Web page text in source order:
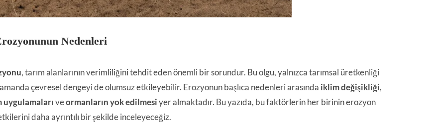
Nedenleri
, tarım alanlarının verimliliğini tehdit eden önemli bir sorundur. Bu olgu, yalnızca tarımsal üretkenliği
çevresel dengeyi de olumsuz etkileyebilir. Erozyonun başlıca nedenleri arasında iklim değişikliği,
uygulamalarıveormanların yok edilmesiyer almaktadır. Bu yazıda, bu faktörlerin her birinin erozyon
daha ayrıntılı bir şekilde inceleyeceğiz.